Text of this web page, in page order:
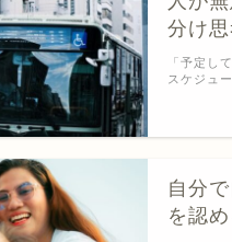
分け
「予定し
スケジュ
自分
を認